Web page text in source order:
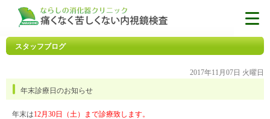
スタッフブログ
2017年11月07日 火曜日
年末診療日のお知らせ
年末は12月30日（土）まで診療致します。